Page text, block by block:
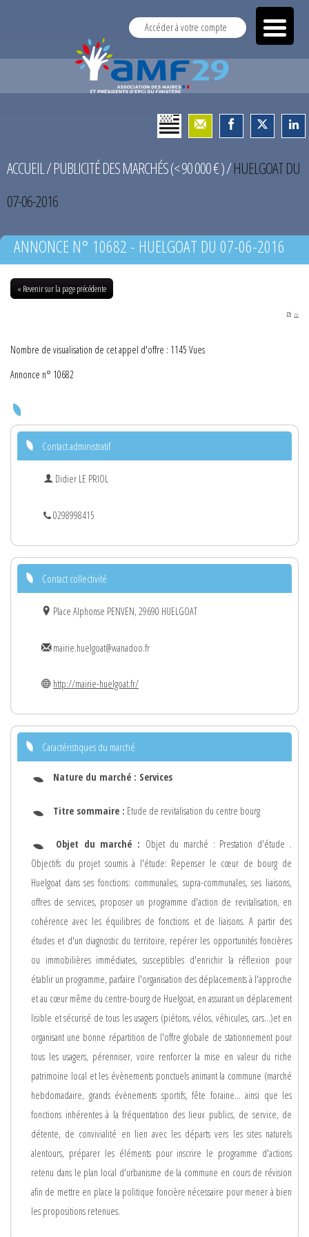
Accéder à votre compte
ACCUEIL/PUBLICITÉ DES MARCHÉS (< 90 000 € )/HUELGOAT DU
07-06-2016
ANNONCE N° 10682 - HUELGOAT DU 07-06-2016
« Revenir sur la page précédente
PDF
Nombre de visualisation de cet appel d'offre : 1145 Vues
Annonce n° 10682
Contact administratif
Didier LE PRIOL
0298998415
Contact collectivité
Place Alphonse PENVEN, 29690 HUELGOAT
mairie.huelgoat@wanadoo.fr
http://mairie-huelgoat.fr/
Caractéristiques du marché
Nature du marché : Services
Titre sommaire : Etude de revitalisation du centre bourg
Objet du marché : Objet du marché : Prestation d'étude .
Objectifs du projet soumis à l'étude: Repenser le cœur de bourg de
Huelgoat dans ses fonctions: communales, supra-communales, ses liaisons,
offres de services, proposer un programme d'action de revitalisation, en
cohérence avec les équilibres de fonctions et de liaisons. A partir des
études et d'un diagnostic du territoire, repérer les opportunités foncières
ou immobilières immédiates, susceptibles d'enrichir la réflexion pour
établir un programme, parfaire l'organisation des déplacements à l'approche
et au cœur même du centre-bourg de Huelgoat, en assurant un déplacement
lisible et sécurisé de tous les usagers (piétons, vélos, véhicules, cars...)et en
organisant une bonne répartition de l'offre globale de stationnement pour
tous les usagers, pérenniser, voire renforcer la mise en valeur du riche
patrimoine local et les évènements ponctuels animant la commune (marché
hebdomadaire, grands évènements sportifs, fête foraine... ainsi que les
fonctions inhérentes à la fréquentation des lieux publics, de service, de
détente, de convivialité en lien avec les départs vers les sites naturels
alentours, préparer les éléments pour inscrire le programme d'actions
retenu dans le plan local d'urbanisme de la commune en cours de révision
afin de mettre en place la politique foncière nécessaire pour mener à bien
les propositions retenues.